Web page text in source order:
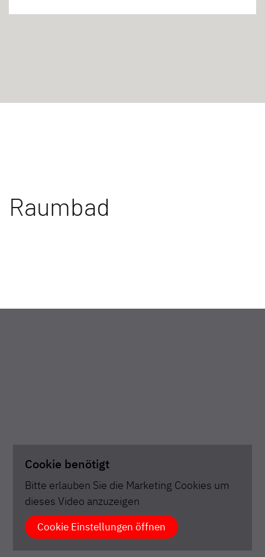
Raumbad
Cookie benötigt
Bitte erlauben Sie die Marketing Cookies um
dieses Video anzuzeigen
Cookie Einstellungen öffnen